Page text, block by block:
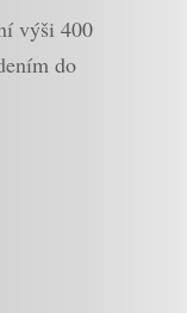
výši 400
do